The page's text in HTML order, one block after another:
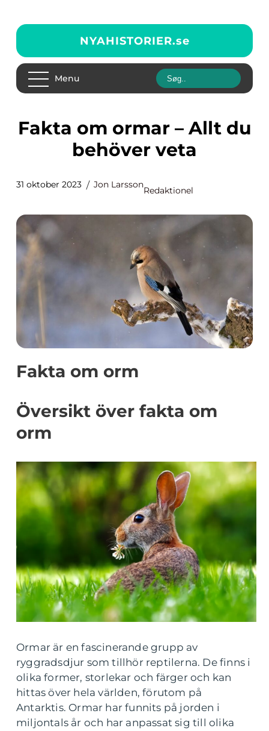
NYAHISTORIER.se
Menu
Fakta om ormar – Allt du
behöver veta
31 oktober 2023 Jon Larsson
Redaktionel
Fakta om orm
Översikt över fakta om
orm
Ormar är en fascinerande grupp av
ryggradsdjur som tillhör reptilerna. De finns i
olika former, storlekar och färger och kan
hittas över hela världen, förutom på
Antarktis. Ormar har funnits på jorden i
miljontals år och har anpassat sig till olika